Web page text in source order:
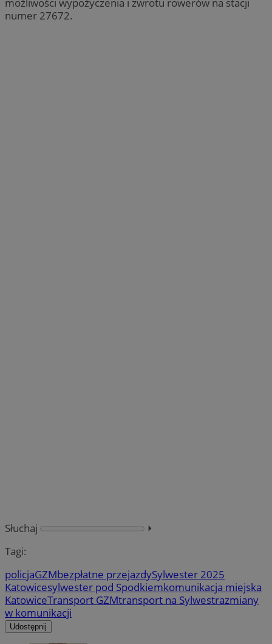
numer 27672.
Słuchaj
⏵︎
Tagi:
policjaGZMbezpłatne przejazdySylwester 2025
Katowicesylwester pod Spodkiemkomunikacja miejska
KatowiceTransport GZMtransport na Sylwestrazmiany
w komunikacji
Udostępnij